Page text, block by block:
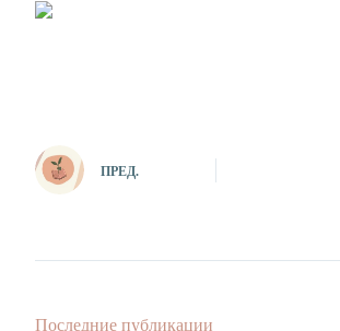
ПРЕД.
Последние публикации